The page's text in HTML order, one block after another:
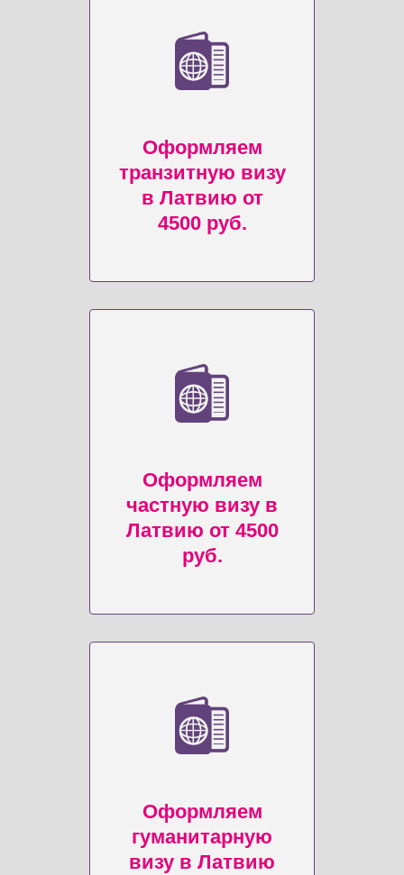
Оформляем
транзитную визу
в Латвию от
4500 руб.
Оформляем
частную визу в
Латвию от 4500
руб.
Оформляем
гуманитарную
визу в Латвию